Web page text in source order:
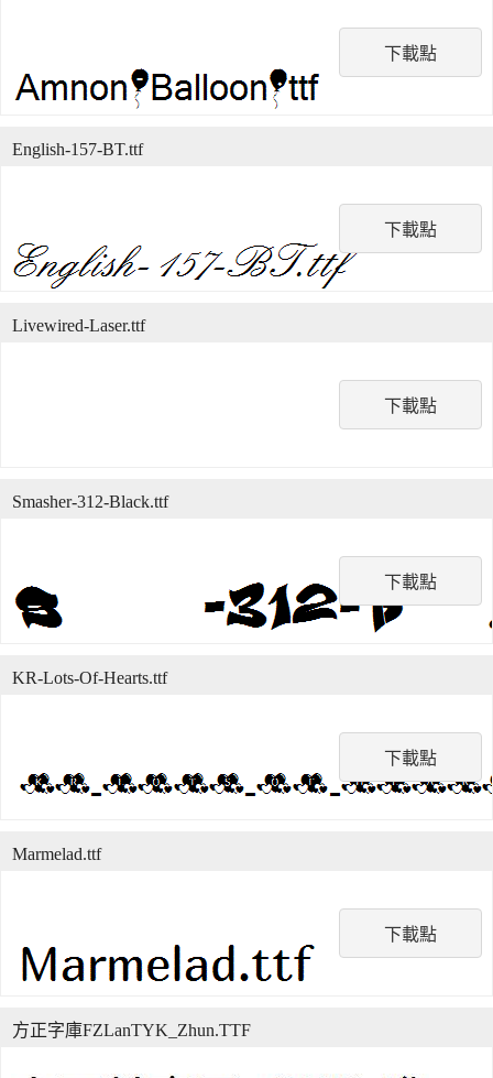
下載點
下載點
English-157-BT.ttf
下載點
Livewired-Laser.ttf
下載點
Smasher-312-Black.ttf
下載點
KR-Lots-Of-Hearts.ttf
下載點
Marmelad.ttf
方正字庫FZLanTYK_Zhun.TTF